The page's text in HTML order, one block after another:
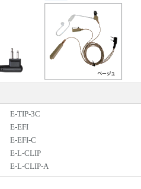
E-TIP-3C
E-EFI
E-EFI-C
E-L-CLIP
E-L-CLIP-A